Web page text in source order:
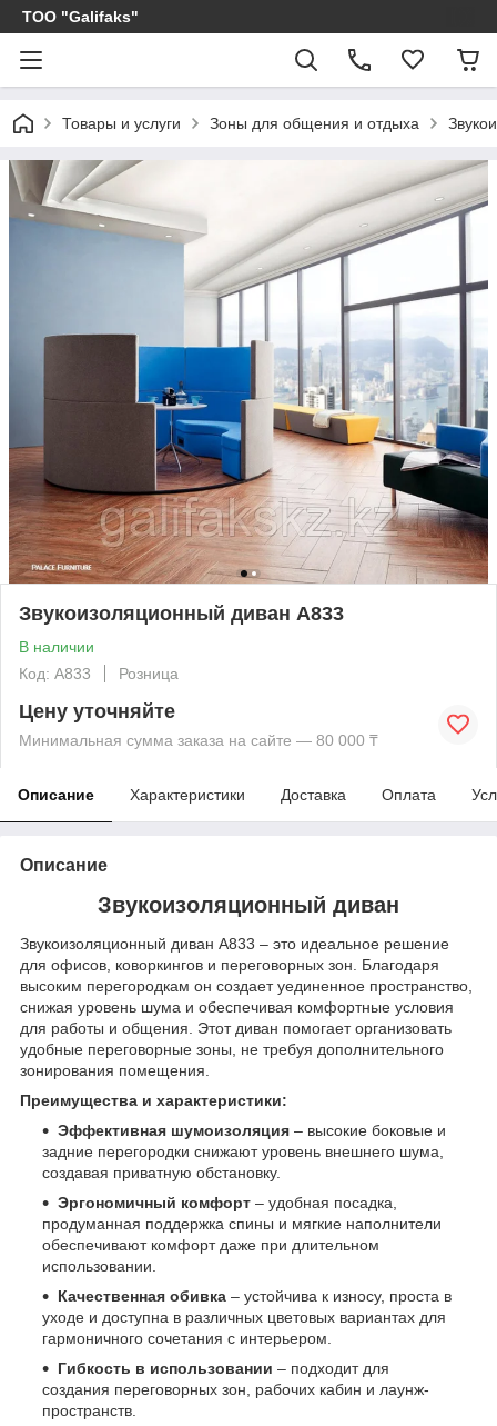
ТОО "Galifaks"
Товары и услуги Зоны для общения и отдыха
Звукоизоляционный диван A833
В наличии
Код: A833
Розница
Цену уточняйте
Минимальная сумма заказа на сайте — 80 000 ₸
Описание Характеристики Доставка Оплата
Описание
Звукоизоляционный диван
Звукоизоляционный диван A833 – это идеальное решение
для офисов, коворкингов и переговорных зон. Благодаря
высоким перегородкам он создает уединенное пространство,
снижая уровень шума и обеспечивая комфортные условия
для работы и общения. Этот диван помогает организовать
удобные переговорные зоны, не требуя дополнительного
зонирования помещения.
Преимущества и характеристики:
Эффективная шумоизоляция – высокие боковые и
задние перегородки снижают уровень внешнего шума,
создавая приватную обстановку.
Эргономичный комфорт – удобная посадка,
продуманная поддержка спины и мягкие наполнители
обеспечивают комфорт даже при длительном
использовании.
Качественная обивка – устойчива к износу, проста в
уходе и доступна в различных цветовых вариантах для
гармоничного сочетания с интерьером.
Гибкость в использовании – подходит для
создания переговорных зон, рабочих кабин и лаунж-
пространств.